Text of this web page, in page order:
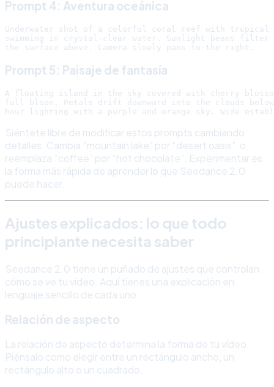
Prompt 4: Aventura oceánica
Underwater shot of a colorful coral reef with tropical
swimming in crystal-clear water. Sunlight beams filter
Prompt 5: Paisaje de fantasía
A floating island in the sky covered with cherry
full bloom. Petals drift downward into the clouds
Siéntete libre de modificar estos prompts cambiando
detalles. Cambia “mountain lake” por “desert oasis”, o
reemplaza “coffee” por “hot chocolate”. Experimentar es
la forma más rápida de aprender lo que Seedance 2.0
puede hacer.
Ajustes explicados: lo que todo
principiante necesita saber
Seedance 2.0 tiene un puñado de ajustes que controlan
cómo se ve tu vídeo. Aquí tienes una explicación en
lenguaje sencillo de cada uno.
Relación de aspecto
La relación de aspecto determina la forma de tu vídeo.
Piénsalo como elegir entre un rectángulo ancho, un
rectángulo alto o un cuadrado.